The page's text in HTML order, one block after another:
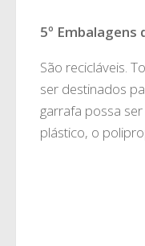
5º Embalagens
São recicláveis.
ser destinados
garrafa possa
plástico, o